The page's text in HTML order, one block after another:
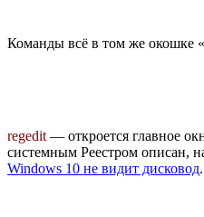
Команды всё в том же окошке
regedit — откроется главное
системным Реестром описан,
Windows 10 не видит дисковод.